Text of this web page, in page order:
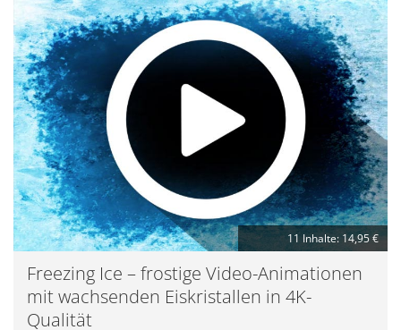
11 Inhalte: 14,95 €
Freezing Ice – frostige Video-Animationen
mit wachsenden Eiskristallen in 4K-
Qualität